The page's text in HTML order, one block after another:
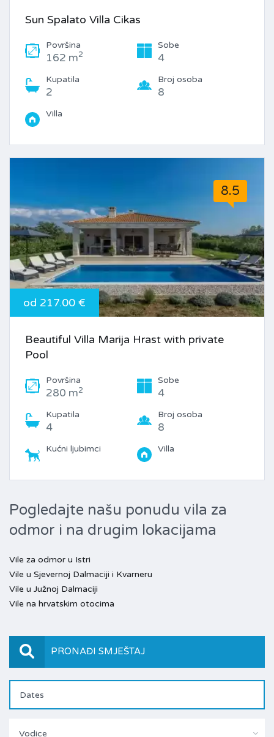
Sun Spalato Villa Cikas
Površina
162 m2
Sobe
4
Kupatila
2
Broj osoba
8
Villa
8.5
od 217.00 €
Beautiful Villa Marija Hrast with private
Pool
Površina
280 m2
Sobe
4
Kupatila
4
Broj osoba
8
Kućni ljubimci Villa
Pogledajte našu ponudu vila za
odmor i na drugim lokacijama
Vile za odmor u Istri
Vile u Sjevernoj Dalmaciji i Kvarneru
Vile u Južnoj Dalmaciji
Vile na hrvatskim otocima
PRONAĐI SMJEŠTAJ
Vodice